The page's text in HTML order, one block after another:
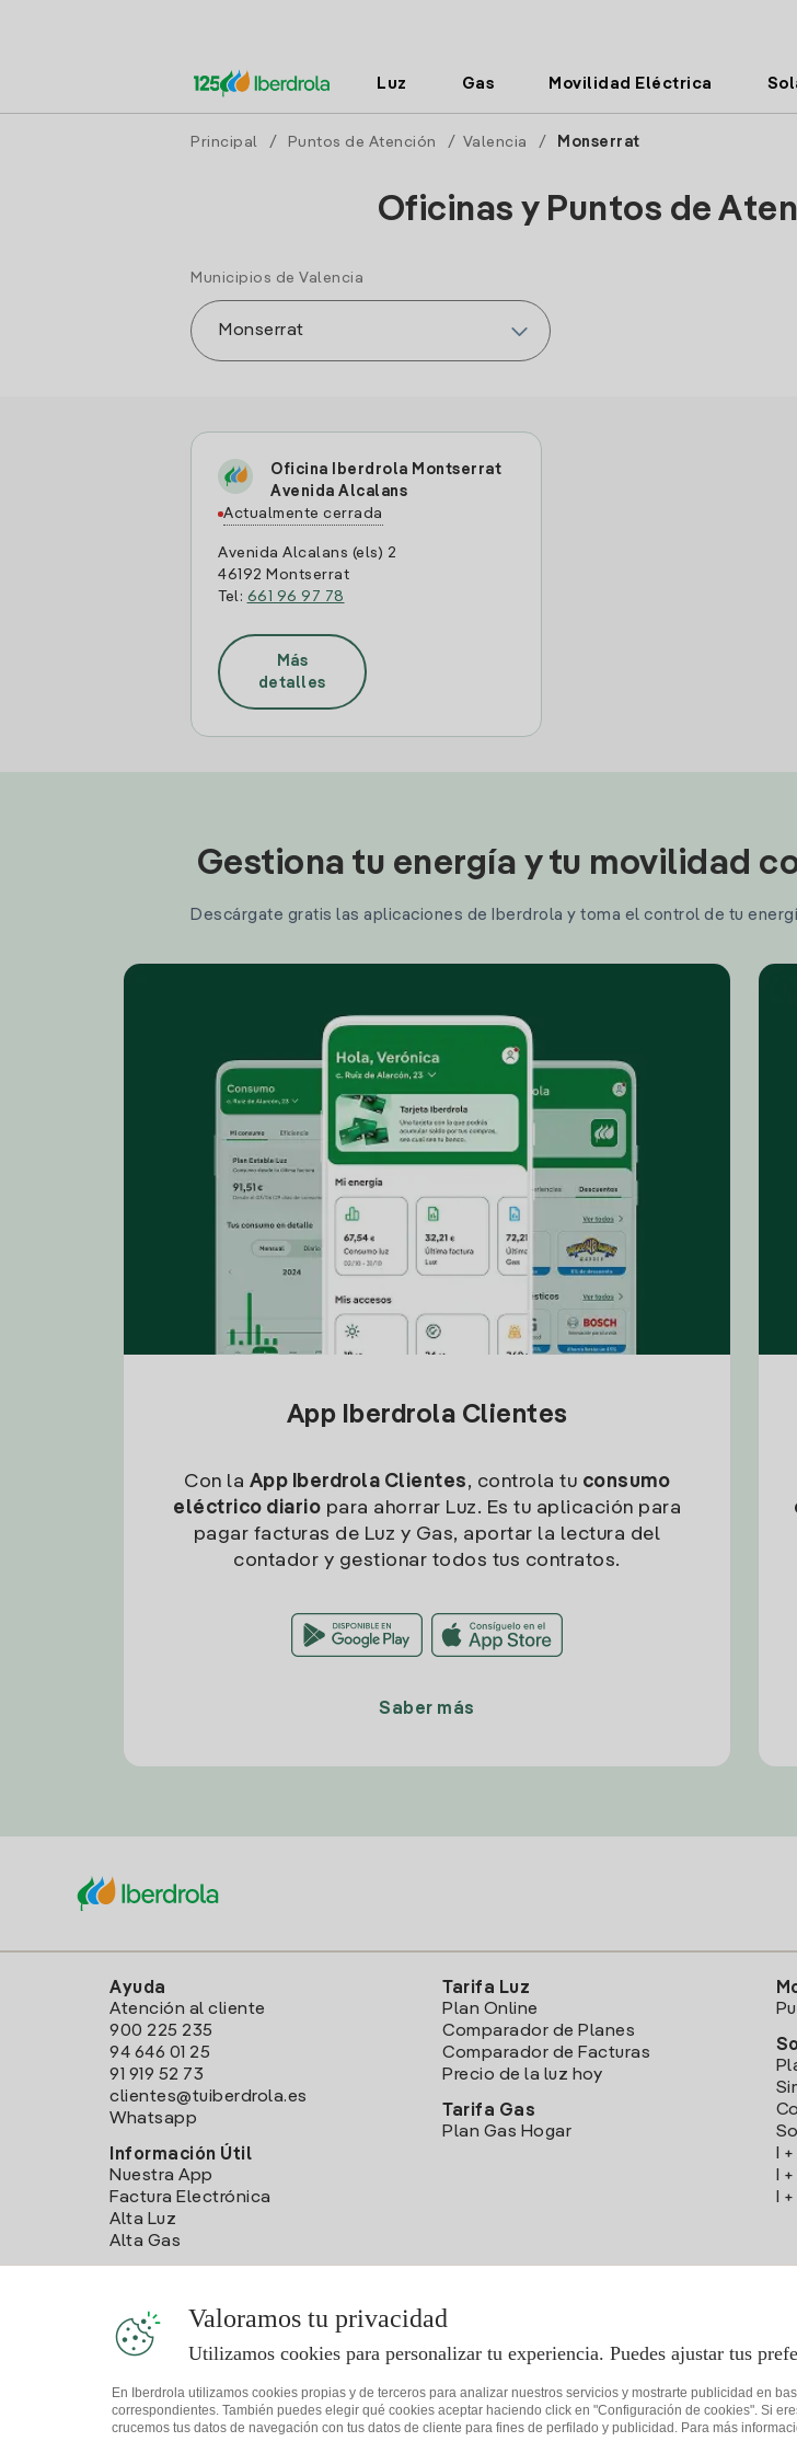
Luz Gas Movilidad Eléctrica
Principal / Puntos de Atención / Valencia / Monserrat
Oficinas y Puntos de
Municipios de Valencia
Oficina Iberdrola Montserrat
Avenida Alcalans
Actualmente cerrada
Avenida Alcalans (els) 2
46192 Montserrat
Tel: 661 96 97 78
Más
detalles
Gestiona tu energía y tu movilidad
Descárgate gratis las aplicaciones de Iberdrola y toma el control de tu
App Iberdrola Clientes
Con la App Iberdrola Clientes, controla tu consumo
eléctrico diario para ahorrar Luz. Es tu aplicación para
pagar facturas de Luz y Gas, aportar la lectura del
contador y gestionar todos tus contratos.
Saber más
Ayuda
Atención al cliente
900 225 235
94 646 01 25
91 919 52 73
clientes@tuiberdrola.es
Whatsapp
Información Útil
Nuestra App
Factura Electrónica
Alta Luz
Alta Gas
Tarifa Luz
Plan Online
Comparador de Planes
Comparador de Facturas
Precio de la luz hoy
Tarifa Gas
Plan Gas Hogar
I
I
I
Valoramos tu privacidad
Utilizamos cookies para personalizar tu experiencia. Puedes ajustar tus
En Iberdrola utilizamos cookies propias y de terceros para analizar nuestros servicios y mostrarte publicidad en
correspondientes. También puedes elegir qué cookies aceptar haciendo click en "Configuración de cookies". Si
crucemos tus datos de navegación con tus datos de cliente para fines de perfilado y publicidad. Para más